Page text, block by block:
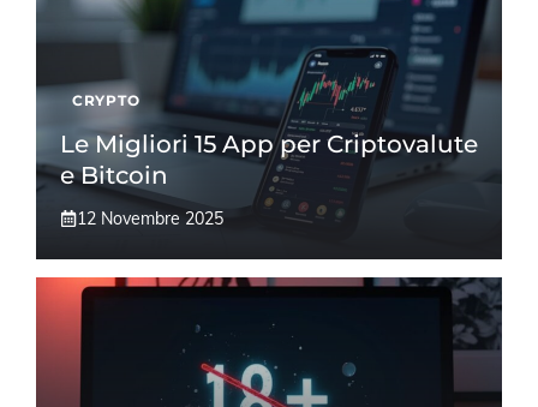
CRYPTO
Le Migliori 15 App per Criptovalute
e Bitcoin
12 Novembre 2025